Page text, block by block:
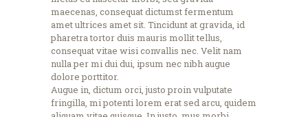
maecenas, consequat dictumst fermentum
amet ultrices amet sit. Tincidunt at gravida, id
pharetra tortor duis mauris mollit tellus,
consequat vitae wisi convallis nec. Velit nam
nulla per mi dui dui, ipsum nec nibh augue
dolore porttitor.
Augue in, dictum orci, justo proin vulputate
fringilla, mi potenti lorem erat sed arcu, quidem